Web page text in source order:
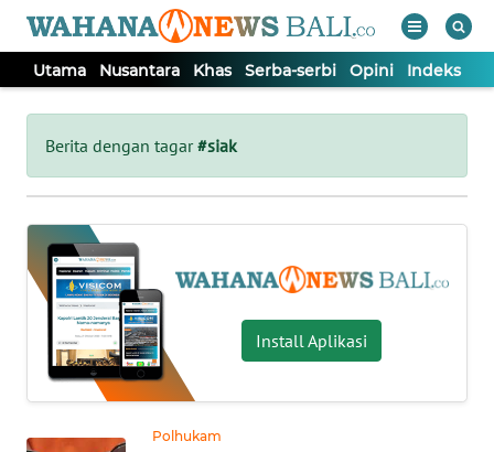
Utama Nusantara Khas Serba-serbi Opini Indeks
Berita dengan tagar#siak
Install Aplikasi
Polhukam
Tutup
UTAMA
NUSANTARA
KHAS
SERBA-
SERBI